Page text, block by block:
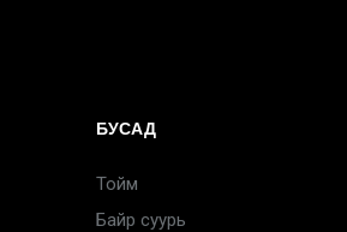
БУСАД
Тойм
Байр суурь